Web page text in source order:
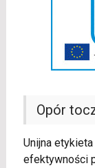
Opór
Unijna
efektywności